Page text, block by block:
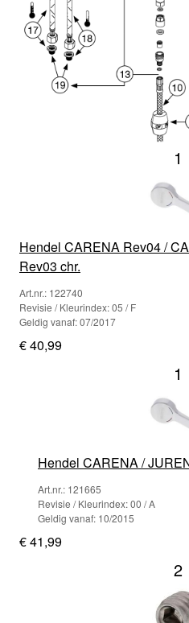
1
Hendel CARENA Rev04 /
Rev03 chr.
Art.nr.: 122740
Revisie / Kleurindex: 05 / F
Geldig vanaf: 07/2017
€ 40,99
1
Hendel CARENA /
Art.nr.: 121665
Revisie / Kleurindex: 00 / A
Geldig vanaf: 10/2015
€ 41,99
2